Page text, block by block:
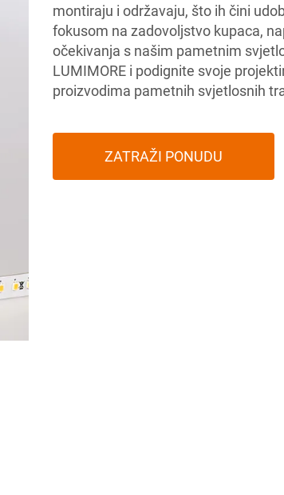
montiraju i održavaju, što ih čini
fokusom na zadovoljstvo kupaca,
očekivanja s našim pametnim
LUMIMORE i podignite svoje
proizvodima pametnih svjetlosnih
ZATRAŽI PONUDU